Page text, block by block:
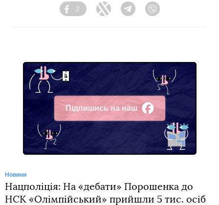
Facebook
2
Twitter TelegramViber
Підпишись на наш
Facebook
Новини
Нацполіція: На «дебати» Порошенка до
НСК «Олімпійський» прийшли 5 тис. осіб